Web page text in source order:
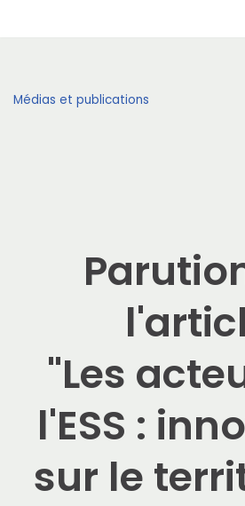
contenu
Médias et publications
"Les
l'ESS :
sur le